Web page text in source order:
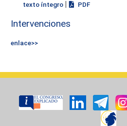
texto íntegro | PDF
Intervenciones
enlace>>